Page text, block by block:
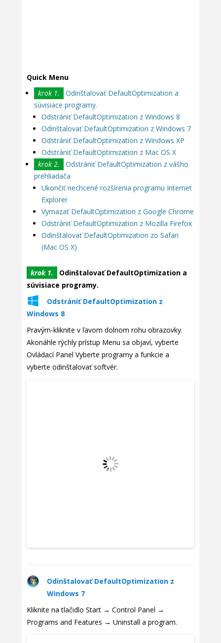
Quick Menu
krok 1.
Odinštalovať DefaultOptimization a
súvisiace programy.
Odstrániť DefaultOptimization z Windows 8
Odinštalovať DefaultOptimization z Windows 7
Odstrániť DefaultOptimization z Windows XP
Odstrániť DefaultOptimization z Mac OS X
krok 2.
Odstrániť DefaultOptimization z vášho
prehliadača
Ukončiť nechcené rozšírenia programu Internet
Explorer
Vymazať DefaultOptimization z Google Chrome
Odstrániť DefaultOptimization z Mozilla Firefox
Odinštalovať DefaultOptimization zo Safari
(Mac OS X)
krok 1.
Odinštalovať DefaultOptimization a
súvisiace programy.
Odstrániť DefaultOptimization z
Windows 8
Pravým-kliknite v ľavom dolnom rohu obrazovky.
Akonáhle rýchly prístup Menu sa objaví, vyberte
Ovládací Panel Vyberte programy a funkcie a
vyberte odinštalovať softvér.
Odinštalovať DefaultOptimization z
Windows 7
Kliknite na tlačidlo Start → Control Panel →
Programs and Features → Uninstall a program.